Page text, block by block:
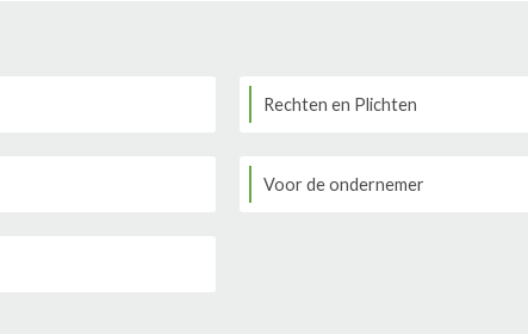
Rechten en Plichten
Voor de ondernemer